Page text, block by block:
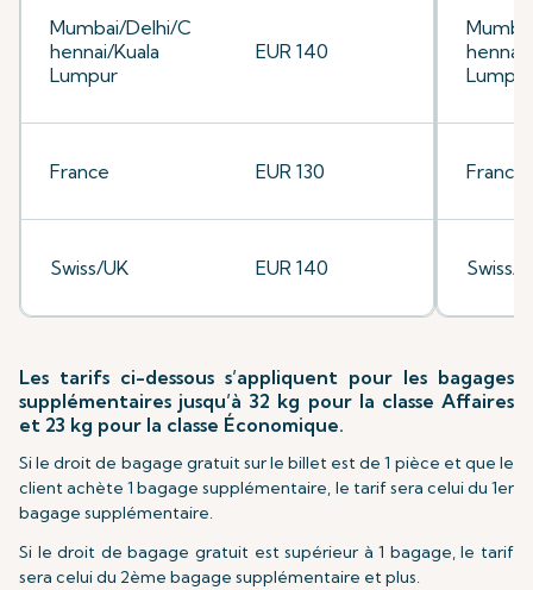
Mumbai/Delhi/C
hennai/Kuala
Lumpur
EUR 140
France EUR 130
Swiss/UK EUR 140
hennai/
Lumpur
France
Swiss/
Les tarifs ci-dessous s’appliquent pour les bagages
supplémentaires jusqu’à 32 kg pour la classe Affaires
et 23 kg pour la classe Économique.
Si le droit de bagage gratuit sur le billet est de 1 pièce et que le
client achète 1 bagage supplémentaire, le tarif sera celui du 1er
bagage supplémentaire.
Si le droit de bagage gratuit est supérieur à 1 bagage, le tarif
sera celui du 2ème bagage supplémentaire et plus.